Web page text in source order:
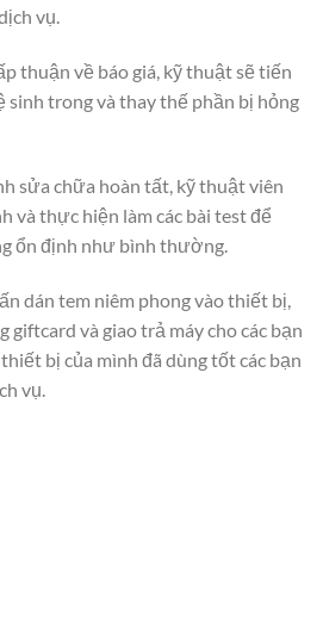
vụ.
thuận về báo giá, kỹ thuật sẽ tiến
sinh trong và thay thế phần bị hỏng
sửa chữa hoàn tất, kỹ thuật viên
và thực hiện làm các bài test để
ổn định như bình thường.
dán tem niêm phong vào thiết bị,
giftcard và giao trả máy cho các bạn
bị của mình đã dùng tốt các bạn
vụ.